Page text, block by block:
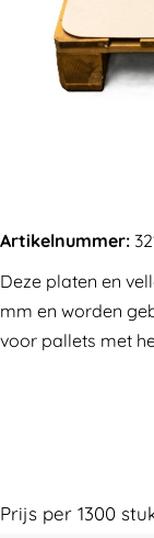
Artikelnummer:
Deze platen en
mm en worden
voor pallets met
Prijs per 1300